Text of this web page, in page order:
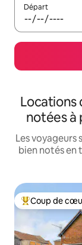
Départ
Locations
notées à
Les voyageurs
bien notés en
Coups de
Coup de